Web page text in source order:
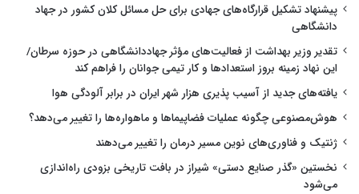
پیشنهاد تشکیل قرارگاه‌های جهادی برای حل مسائل کلان کشور در جهاد
دانشگاهی
تقدیر وزیر بهداشت از فعالیت‌های مؤثر جهاددانشگاهی در حوزه سرطان/
این نهاد زمینه بروز استعدادها و کار تیمی جوانان را فراهم کند
یافته‌های جدید از آسیب پذیری هزار شهر ایران در برابر آلودگی هوا
هوش‌مصنوعی چگونه عملیات فضاپیماها و ماهواره‌ها را تغییر می‌دهد؟
ژنتیک و فناوری‌های نوین مسیر درمان را تغییر می‌دهند
نخستین «گذر صنایع دستی» شیراز در بافت تاریخی بزودی راه‌اندازی
می‌شود